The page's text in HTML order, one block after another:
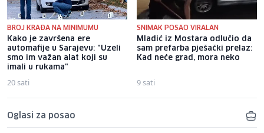
BROJ KRAĐA NA MINIMUMU
Kako je završena ere
automafije u Sarajevu: "Uzeli
smo im važan alat koji su
imali u rukama"
20 sati
SNIMAK POSAO VIRALAN
Mladić iz Mostara odlučio da
sam prefarba pješački prelaz:
Kad neće grad, mora neko
9 sati
Oglasi za posao